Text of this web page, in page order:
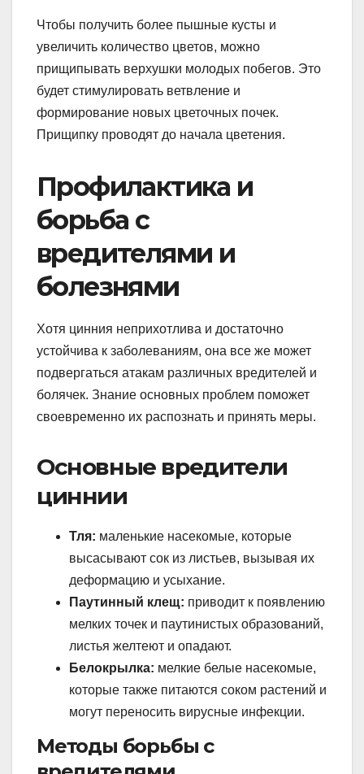
Чтобы получить более пышные кусты и
увеличить количество цветов, можно
прищипывать верхушки молодых побегов. Это
будет стимулировать ветвление и
формирование новых цветочных почек.
Прищипку проводят до начала цветения.
Профилактика и
борьба с
вредителями и
болезнями
Хотя цинния неприхотлива и достаточно
устойчива к заболеваниям, она все же может
подвергаться атакам различных вредителей и
болячек. Знание основных проблем поможет
своевременно их распознать и принять меры.
Основные вредители
циннии
Тля: маленькие насекомые, которые
высасывают сок из листьев, вызывая их
деформацию и усыхание.
Паутинный клещ: приводит к появлению
мелких точек и паутинистых образований,
листья желтеют и опадают.
Белокрылка: мелкие белые насекомые,
которые также питаются соком растений и
могут переносить вирусные инфекции.
Методы борьбы с